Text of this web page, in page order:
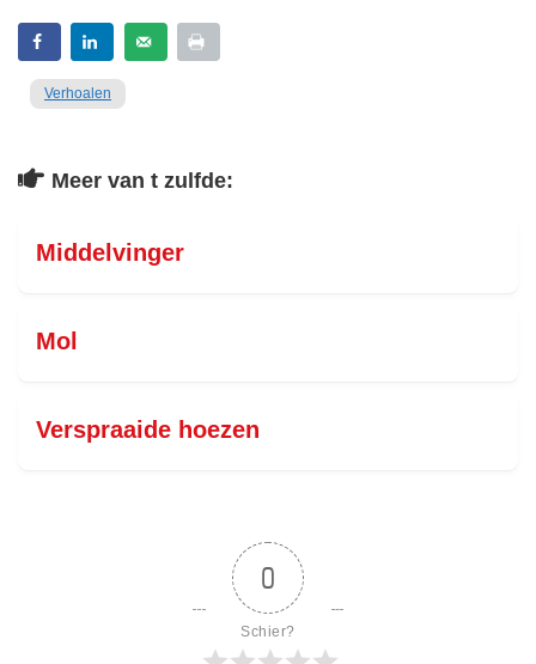
Verhoalen
Meer van t zulfde:
Middelvinger
Mol
Verspraaide hoezen
0
Schier?